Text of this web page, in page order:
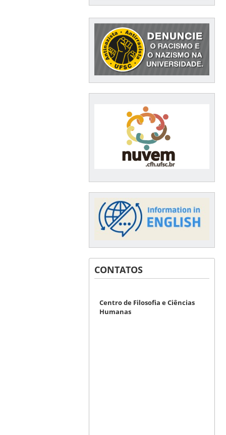
CONTATOS
Centro de Filosofia e Ciências
Humanas